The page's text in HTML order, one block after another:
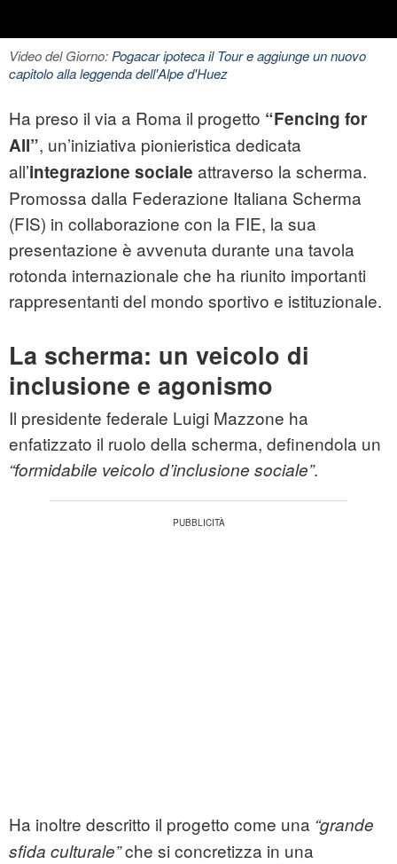
Video del Giorno:Pogacar ipoteca il Tour e aggiunge un nuovo
capitolo alla leggenda dell'Alpe d'Huez
Ha preso il via a Roma il progetto “Fencing for
All”, un’iniziativa pionieristica dedicata
all’integrazione sociale attraverso la scherma.
Promossa dalla Federazione Italiana Scherma
(FIS) in collaborazione con la FIE, la sua
presentazione è avvenuta durante una tavola
rotonda internazionale che ha riunito importanti
rappresentanti del mondo sportivo e istituzionale.
La scherma: un veicolo di
inclusione e agonismo
Il presidente federale Luigi Mazzone ha
enfatizzato il ruolo della scherma, definendola un
“formidabile veicolo d’inclusione sociale”.
Ha inoltre descritto il progetto come una “grande
sfida culturale”che si concretizza in una